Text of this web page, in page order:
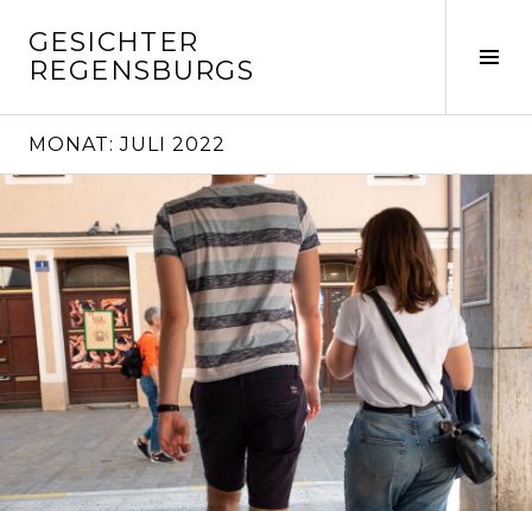
zum
Inhalt
GESICHTER
REGENSBURGS
MONAT:JULI 2022